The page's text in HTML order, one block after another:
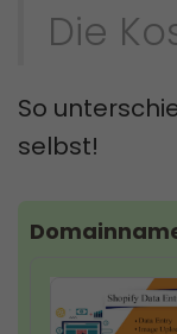
Die
So
selbst!